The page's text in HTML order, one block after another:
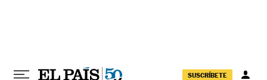
SUSCRÍBETE